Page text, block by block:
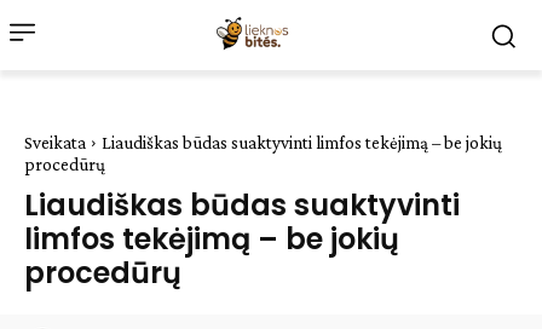
Sveikata
Liaudiškas būdas suaktyvinti limfos tekėjimą – be jokių
procedūrų
Liaudiškas būdas suaktyvinti
limfos tekėjimą – be jokių
procedūrų